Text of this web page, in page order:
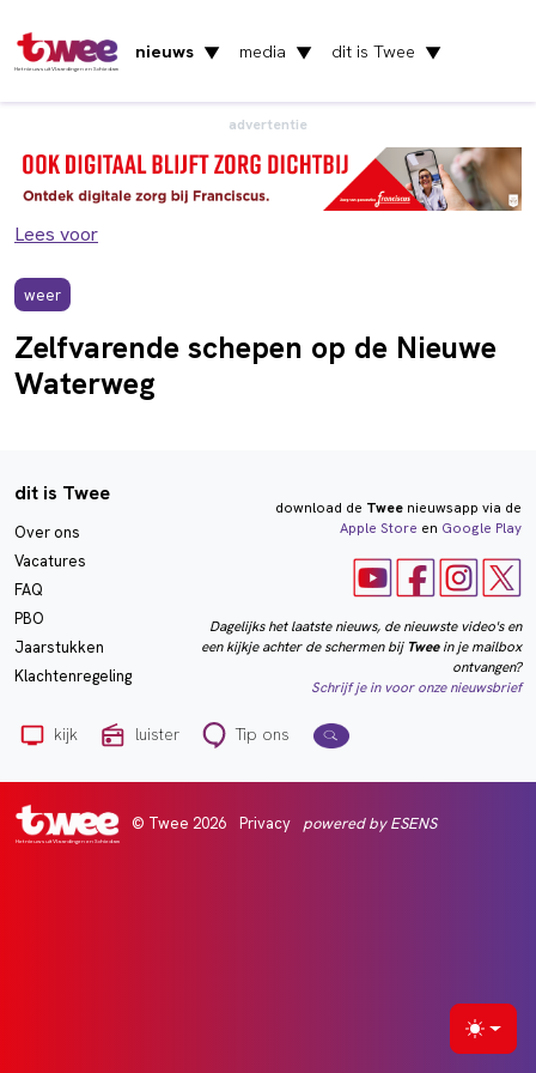
Het nieuws uit Vlaardingen en Schiedam
nieuws ▼ media ▼ dit is Twee ▼
advertentie
Lees voor
weer
Zelfvarende schepen op de Nieuwe
Waterweg
dit is Twee
Over ons
Vacatures
FAQ
PBO
Jaarstukken
Klachtenregeling
download de Tweenieuwsapp via de
Apple Store en Google Play
Dagelijks het laatste nieuws, de nieuwste video's en
een kijkje achter de schermen bij Tweein je mailbox
ontvangen?
Schrijf je in voor onze nieuwsbrief
kijk luister Tip ons
Het nieuws uit Vlaardingen en Schiedam
© Twee 2026 Privacy powered by ESENS